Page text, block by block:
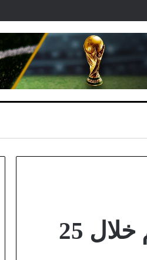
الأحوال الجوية في ولاية مستغانم خلال 25